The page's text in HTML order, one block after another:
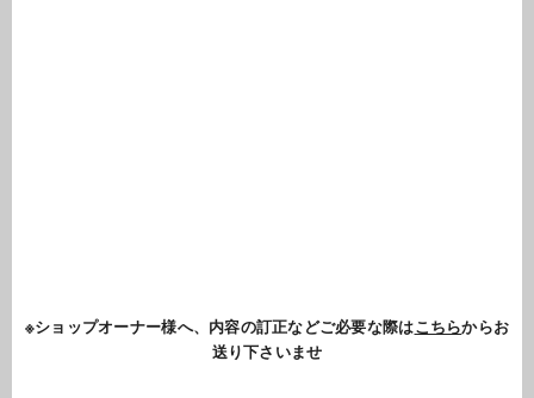
※ショップオーナー様へ、内容の訂正などご必要な際はこちらからお
送り下さいませ